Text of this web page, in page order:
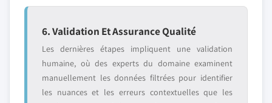
6. Validation Et Assurance Qualité
Les dernières étapes impliquent une validation
humaine, où des experts du domaine examinent
manuellement les données filtrées pour identifier
les nuances et les erreurs contextuelles que les